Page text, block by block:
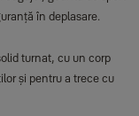
în deplasare.
turnat, cu un corp
și pentru a trece cu